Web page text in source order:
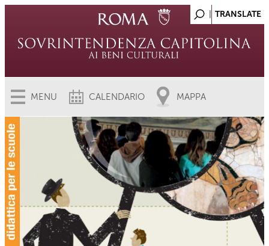
MENU CALENDARIO MAPPA